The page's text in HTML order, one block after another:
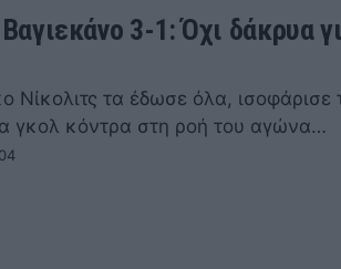
3-1: Όχι δάκρυα
Νίκολιτς τα έδωσε όλα, ισοφάρισε
γκολ κόντρα στη ροή του αγώνα…